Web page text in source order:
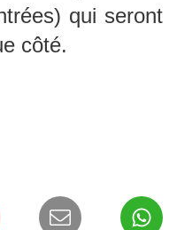
qui seront
côté.